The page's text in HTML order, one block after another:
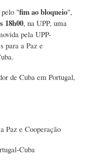
"fim ao bloqueio",
18h00, na UPP, uma
pela UPP-
para a Paz e
de Cuba em Portugal,
Paz e Cooperação
Cuba